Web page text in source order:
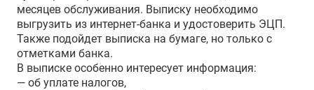
месяцев обслуживания. Выписку необходимо
выгрузить из интернет-банка и удостоверить ЭЦП.
Также подойдет выписка на бумаге, но только с
отметками банка.
В выписке особенно интересует информация:
— об уплате налогов,